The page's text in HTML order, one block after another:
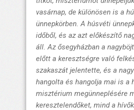
vasárnap, de különösen is a
ünnepkörben. A húsvéti
időből, és az azt előkészítő
áll. Az ősegyházban a
előtt a keresztségre való
szakaszát jelentette, és a
hangolta és hangolja mai is a
misztérium megünneplésére
keresztelendőket, mind a